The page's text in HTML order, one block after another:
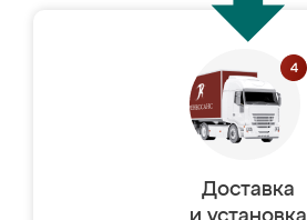
Доставка